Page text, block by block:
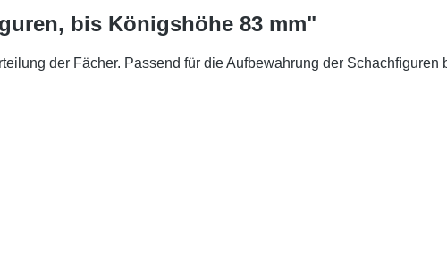
bis Königshöhe 83 mm"
der Fächer. Passend für die Aufbewahrung der Schachfiguren